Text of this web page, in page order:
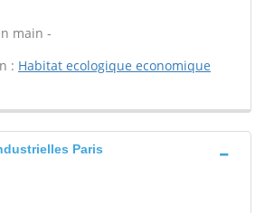
main -
: Habitat ecologique economique
Paris